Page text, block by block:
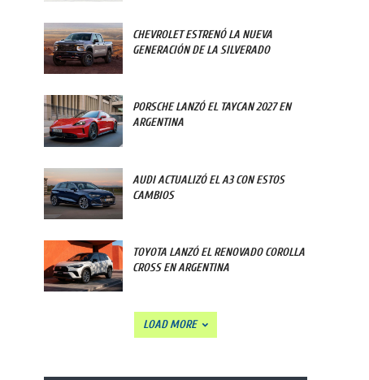
CHEVROLET ESTRENÓ LA NUEVA
GENERACIÓN DE LA SILVERADO
PORSCHE LANZÓ EL TAYCAN 2027 EN
ARGENTINA
AUDI ACTUALIZÓ EL A3 CON ESTOS
CAMBIOS
TOYOTA LANZÓ EL RENOVADO COROLLA
CROSS EN ARGENTINA
LOAD MORE